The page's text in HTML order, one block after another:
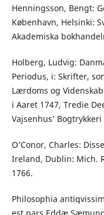
Henningsson, Bengt:
København, Helsinki:
Akademiska
Holberg, Ludvig:
Periodus, i: Skrifter,
Lærdoms og
i Aaret 1747, Tredie
Vajsenhus’
O’Conor, Charles:
Ireland, Dublin: Mich.
1766.
Philosophia